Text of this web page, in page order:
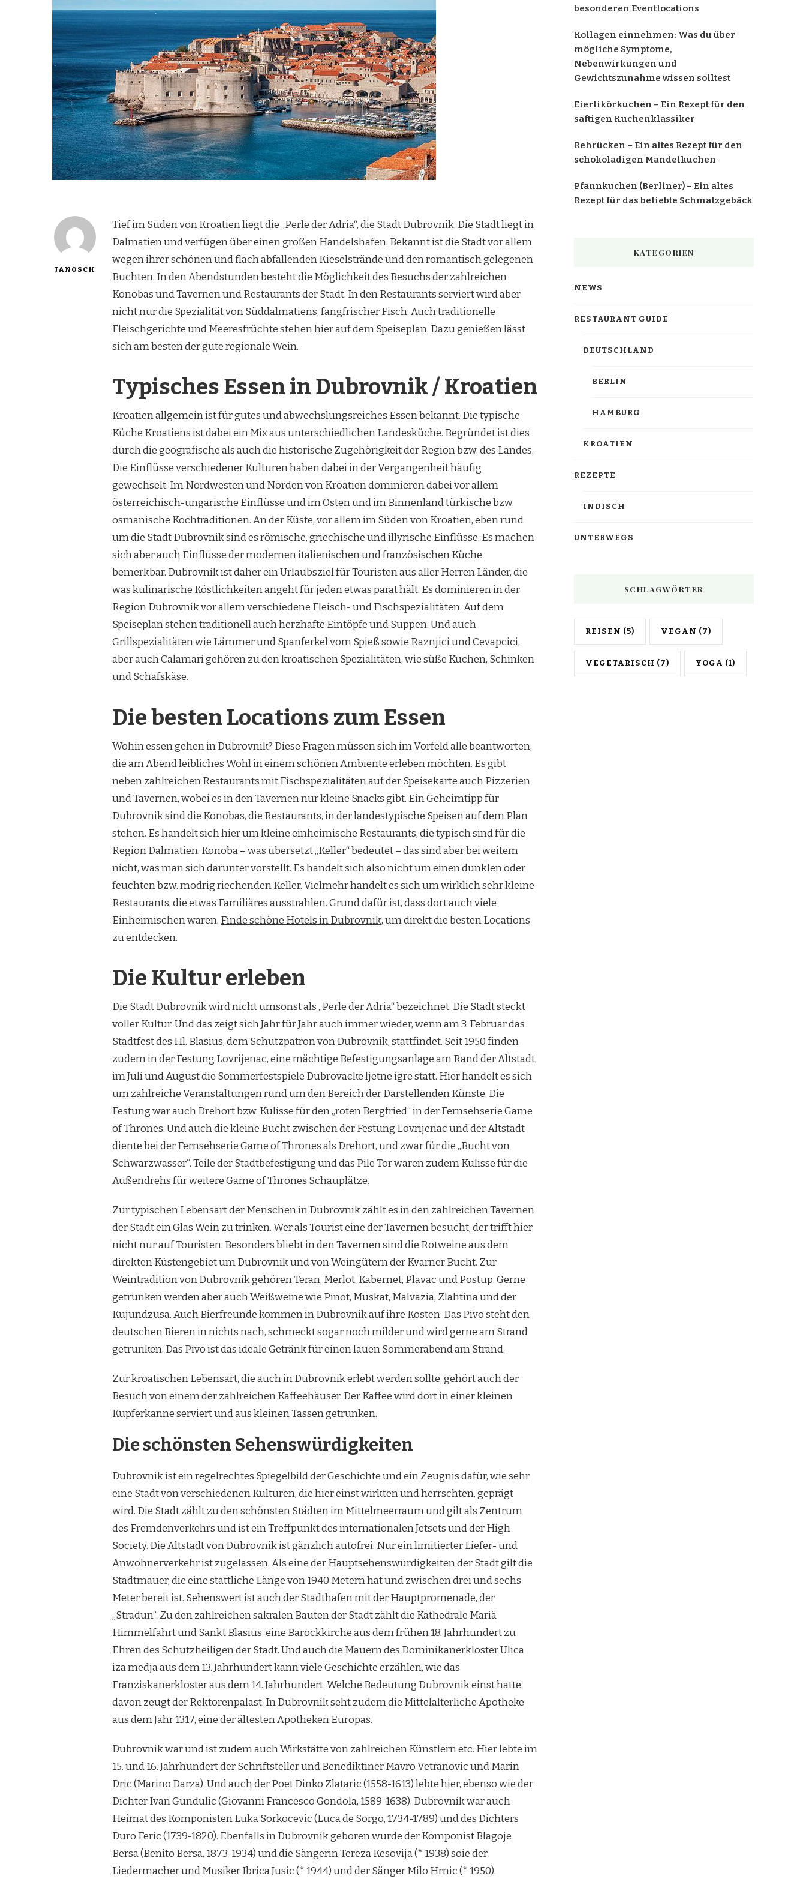
JANOSCH
Tief im Süden von Kroatien liegt die „Perle der Adria“, die StadtDubrovnik. Die Stadt liegt in
Dalmatien und verfügen über einen großen Handelshafen. Bekannt ist die Stadt vor allem
wegen ihrer schönen und flach abfallenden Kieselstrände und den romantisch gelegenen
Buchten. In den Abendstunden besteht die Möglichkeit des Besuchs der zahlreichen
Konobas und Tavernen und Restaurants der Stadt. In den Restaurants serviert wird aber
nicht nur die Spezialität von Süddalmatiens, fangfrischer Fisch. Auch traditionelle
Fleischgerichte und Meeresfrüchte stehen hier auf dem Speiseplan. Dazu genießen lässt
sich am besten der gute regionale Wein.
Typisches Essen in Dubrovnik / Kroatien
Kroatien allgemein ist für gutes und abwechslungsreiches Essen bekannt. Die typische
Küche Kroatiens ist dabei ein Mix aus unterschiedlichen Landesküche. Begründet ist dies
durch die geografische als auch die historische Zugehörigkeit der Region bzw. des Landes.
Die Einflüsse verschiedener Kulturen haben dabei in der Vergangenheit häufig
gewechselt. Im Nordwesten und Norden von Kroatien dominieren dabei vor allem
österreichisch-ungarische Einflüsse und im Osten und im Binnenland türkische bzw.
osmanische Kochtraditionen. An der Küste, vor allem im Süden von Kroatien, eben rund
um die Stadt Dubrovnik sind es römische, griechische und illyrische Einflüsse. Es machen
sich aber auch Einflüsse der modernen italienischen und französischen Küche
bemerkbar. Dubrovnik ist daher ein Urlaubsziel für Touristen aus aller Herren Länder, die
was kulinarische Köstlichkeiten angeht für jeden etwas parat hält. Es dominieren in der
Region Dubrovnik vor allem verschiedene Fleisch- und Fischspezialitäten. Auf dem
Speiseplan stehen traditionell auch herzhafte Eintöpfe und Suppen. Und auch
Grillspezialitäten wie Lämmer und Spanferkel vom Spieß sowie Raznjici und Cevapcici,
aber auch Calamari gehören zu den kroatischen Spezialitäten, wie süße Kuchen, Schinken
und Schafskäse.
Die besten Locations zum Essen
Wohin essen gehen in Dubrovnik? Diese Fragen müssen sich im Vorfeld alle beantworten,
die am Abend leibliches Wohl in einem schönen Ambiente erleben möchten. Es gibt
neben zahlreichen Restaurants mit Fischspezialitäten auf der Speisekarte auch Pizzerien
und Tavernen, wobei es in den Tavernen nur kleine Snacks gibt. Ein Geheimtipp für
Dubrovnik sind die Konobas, die Restaurants, in der landestypische Speisen auf dem Plan
stehen. Es handelt sich hier um kleine einheimische Restaurants, die typisch sind für die
Region Dalmatien. Konoba – was übersetzt „Keller“ bedeutet – das sind aber bei weitem
nicht, was man sich darunter vorstellt. Es handelt sich also nicht um einen dunklen oder
feuchten bzw. modrig riechenden Keller. Vielmehr handelt es sich um wirklich sehr kleine
Restaurants, die etwas Familiäres ausstrahlen. Grund dafür ist, dass dort auch viele
Einheimischen waren. Finde schöne Hotels in Dubrovnik, um direkt die besten Locations
zu entdecken.
Die Kultur erleben
Die Stadt Dubrovnik wird nicht umsonst als „Perle der Adria“ bezeichnet. Die Stadt steckt
voller Kultur. Und das zeigt sich Jahr für Jahr auch immer wieder, wenn am 3. Februar das
Stadtfest des Hl. Blasius, dem Schutzpatron von Dubrovnik, stattfindet. Seit 1950 finden
zudem in der Festung Lovrijenac, eine mächtige Befestigungsanlage am Rand der Altstadt,
im Juli und August die Sommerfestspiele Dubrovacke ljetne igre statt. Hier handelt es sich
um zahlreiche Veranstaltungen rund um den Bereich der Darstellenden Künste. Die
Festung war auch Drehort bzw. Kulisse für den „roten Bergfried“ in der Fernsehserie Game
of Thrones. Und auch die kleine Bucht zwischen der Festung Lovrijenac und der Altstadt
diente bei der Fernsehserie Game of Thrones als Drehort, und zwar für die „Bucht von
Schwarzwasser“. Teile der Stadtbefestigung und das Pile Tor waren zudem Kulisse für die
Außendrehs für weitere Game of Thrones Schauplätze.
Zur typischen Lebensart der Menschen in Dubrovnik zählt es in den zahlreichen Tavernen
der Stadt ein Glas Wein zu trinken. Wer als Tourist eine der Tavernen besucht, der trifft hier
nicht nur auf Touristen. Besonders bliebt in den Tavernen sind die Rotweine aus dem
direkten Küstengebiet um Dubrovnik und von Weingütern der Kvarner Bucht. Zur
Weintradition von Dubrovnik gehören Teran, Merlot, Kabernet, Plavac und Postup. Gerne
getrunken werden aber auch Weißweine wie Pinot, Muskat, Malvazia, Zlahtina und der
Kujundzusa. Auch Bierfreunde kommen in Dubrovnik auf ihre Kosten. Das Pivo steht den
deutschen Bieren in nichts nach, schmeckt sogar noch milder und wird gerne am Strand
getrunken. Das Pivo ist das ideale Getränk für einen lauen Sommerabend am Strand.
Zur kroatischen Lebensart, die auch in Dubrovnik erlebt werden sollte, gehört auch der
Besuch von einem der zahlreichen Kaffeehäuser. Der Kaffee wird dort in einer kleinen
Kupferkanne serviert und aus kleinen Tassen getrunken.
Die schönsten Sehenswürdigkeiten
Dubrovnik ist ein regelrechtes Spiegelbild der Geschichte und ein Zeugnis dafür, wie sehr
eine Stadt von verschiedenen Kulturen, die hier einst wirkten und herrschten, geprägt
wird. Die Stadt zählt zu den schönsten Städten im Mittelmeerraum und gilt als Zentrum
des Fremdenverkehrs und ist ein Treffpunkt des internationalen Jetsets und der High
Society. Die Altstadt von Dubrovnik ist gänzlich autofrei. Nur ein limitierter Liefer- und
Anwohnerverkehr ist zugelassen. Als eine der Hauptsehenswürdigkeiten der Stadt gilt die
Stadtmauer, die eine stattliche Länge von 1940 Metern hat und zwischen drei und sechs
Meter bereit ist. Sehenswert ist auch der Stadthafen mit der Hauptpromenade, der
„Stradun“. Zu den zahlreichen sakralen Bauten der Stadt zählt die Kathedrale Mariä
Himmelfahrt und Sankt Blasius, eine Barockkirche aus dem frühen 18. Jahrhundert zu
Ehren des Schutzheiligen der Stadt. Und auch die Mauern des Dominikanerkloster Ulica
iza medja aus dem 13. Jahrhundert kann viele Geschichte erzählen, wie das
Franziskanerkloster aus dem 14. Jahrhundert. Welche Bedeutung Dubrovnik einst hatte,
davon zeugt der Rektorenpalast. In Dubrovnik seht zudem die Mittelalterliche Apotheke
aus dem Jahr 1317, eine der ältesten Apotheken Europas.
Dubrovnik war und ist zudem auch Wirkstätte von zahlreichen Künstlern etc. Hier lebte im
15. und 16. Jahrhundert der Schriftsteller und Benediktiner Mavro Vetranovic und Marin
Dric (Marino Darza). Und auch der Poet Dinko Zlataric (1558-1613) lebte hier, ebenso wie der
Dichter Ivan Gundulic (Giovanni Francesco Gondola, 1589-1638). Dubrovnik war auch
Heimat des Komponisten Luka Sorkocevic (Luca de Sorgo, 1734-1789) und des Dichters
Duro Feric (1739-1820). Ebenfalls in Dubrovnik geboren wurde der Komponist Blagoje
Bersa (Benito Bersa, 1873-1934) und die Sängerin Tereza Kesovija (* 1938) soie der
Liedermacher und Musiker Ibrica Jusic (* 1944) und der Sänger Milo Hrnic (* 1950).
besonderen Eventlocations
Kollagen einnehmen: Was du über
mögliche Symptome,
Nebenwirkungen und
Gewichtszunahme wissen solltest
Eierlikörkuchen – Ein Rezept für den
saftigen Kuchenklassiker
Rehrücken – Ein altes Rezept für den
schokoladigen Mandelkuchen
Pfannkuchen (Berliner) – Ein altes
Rezept für das beliebte Schmalzgebäck
KATEGORIEN
NEWS
RESTAURANT GUIDE
DEUTSCHLAND
BERLIN
HAMBURG
KROATIEN
REZEPTE
INDISCH
UNTERWEGS
SCHLAGWÖRTER
REISEN (5) VEGAN (7)
VEGETARISCH (7) YOGA (1)